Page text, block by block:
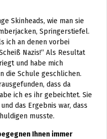
Skinheads, wie man sie
Springerstiefel.
ich an denen vorbei
Nazis!“ Als Resultat
und habe mich
die Schule geschlichen.
dass da
ich es ihr gebeichtet. Sie
das Ergebnis war, dass
musste.
Ihnen immer